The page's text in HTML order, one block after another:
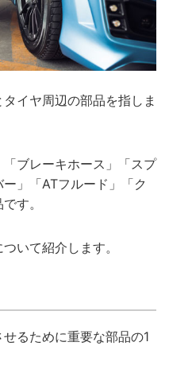
イヤ周辺の部品を指しま
ブレーキホース」「スプ
」「ATフルード」「ク
す。
いて紹介します。
るために重要な部品の1